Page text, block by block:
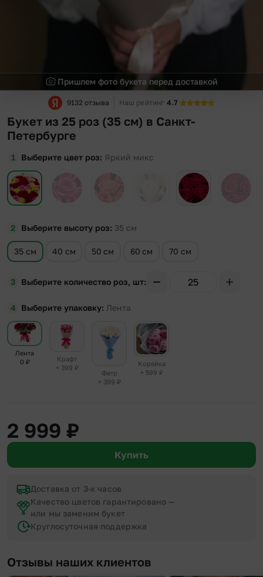
Пришлем фото букета перед доставкой
9132 отзыва Наш рейтинг 4.7
Букет из 25 роз (35 см) в Санкт-
Петербурге
Выберите цвет роз Яркий микс
Выберите высоту роз 35 см
35 см 40 см 50 см 60 см 70 см
Выберите количество роз, шт
Выберите упаковку Лента
Лента
0 ₽
Крафт
+ 399 ₽
Фетр
+ 399 ₽
Корейка
+ 599 ₽
2 999 ₽
Купить
Доставка от 3-х часов
Качество цветов гарантировано —
или мы заменим букет
Круглосуточная поддержка
Отзывы наших клиентов